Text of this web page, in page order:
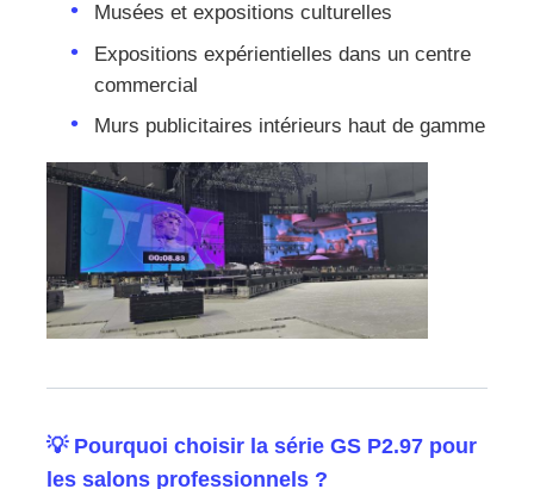
Musées et expositions culturelles
Expositions expérientielles dans un centre
commercial
Murs publicitaires intérieurs haut de gamme
💡 Pourquoi choisir la série GS P2.97 pour
les salons professionnels ?